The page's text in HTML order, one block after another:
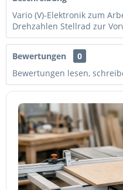
Vario (V)-Elektronik zum
Drehzahlen Stellrad zur
Bewertungen
0
Bewertungen lesen,